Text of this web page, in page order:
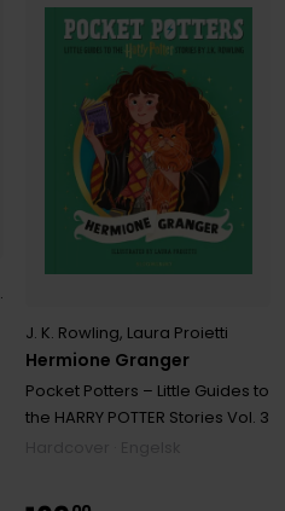
Karl James Mountford
Hermione Granger
J. K. Rowling, Laura Proietti
Pocket Potters – Little Guides to
the HARRY POTTER Stories Vol. 3